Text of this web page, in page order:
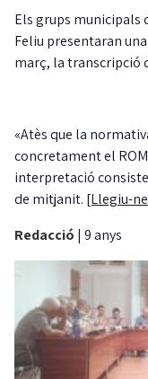
Els grups municipals
Feliu presentaran
març, la transcripció
«Atès que la
concretament el
interpretació
de mitjanit. [Llegiu-
Redacció | 9 anys